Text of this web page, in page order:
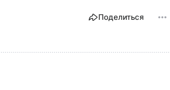
Поделиться